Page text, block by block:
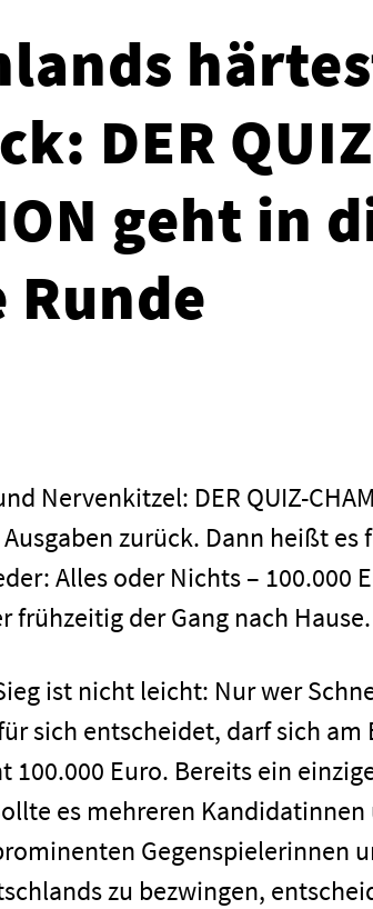
DER
geht in
Runde
Nervenkitzel: DER QUIZ-
zurück. Dann heißt
Alles oder Nichts – 100.000
frühzeitig der Gang nach Hause.
ist nicht leicht: Nur wer
sich entscheidet, darf sich am
100.000 Euro. Bereits ein
es mehreren
Gegenspielerinnen
zu bezwingen,